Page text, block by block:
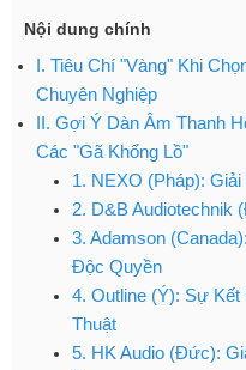
Nội dung chính
I. Tiêu Chí "Vàng" Khi
Chuyên Nghiệp
II. Gợi Ý Dàn Âm Thanh
Các "Gã Khổng Lồ"
1. NEXO (Pháp):
2. D&B Audiotechnik
3. Adamson
Độc Quyền
4. Outline (Ý): Sự
Thuật
5. HK Audio (Đức):